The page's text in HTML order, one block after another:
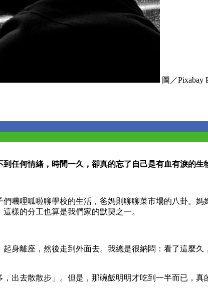
圖／Pixabay
任何情緒，時間一久，卻真的忘了自己是有血有淚的生
嘰哩呱啦聊學校的生活，爸媽則聊聊菜市場的八卦。
樣的分工也算是我們家的默契之一。
身離座，然後走到外面去。我總是很納悶：看了這麼
出去散散步」。但是，那碗飯明明才吃到一半而已，真